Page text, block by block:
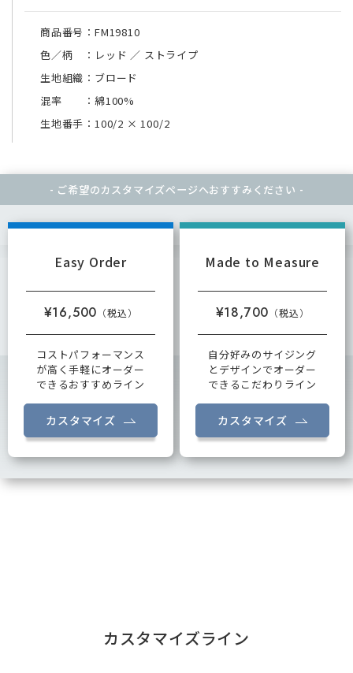
商品番号：FM19810
色／柄 ：レッド ／ ストライプ
生地組織：ブロード
混率 ：綿100%
生地番手：100/2 × 100/2
- ご希望のカスタマイズページへおすすみください -
Easy Order
¥16,500
コストパフォーマンス
が高く手軽にオーダー
できるおすすめライン
カスタマイズ
Made to Measure
¥18,700
自分好みのサイジング
とデザインでオーダー
できるこだわりライン
カスタマイズ
カスタマイズライン